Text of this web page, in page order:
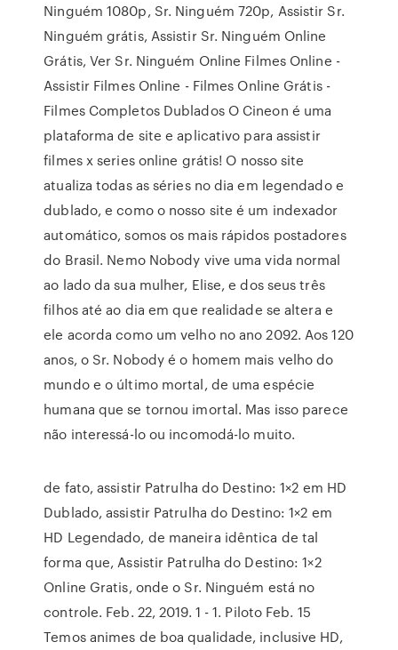
Ninguém 1080p, Sr. Ninguém 720p, Assistir Sr.
Ninguém grátis, Assistir Sr. Ninguém Online
Grátis, Ver Sr. Ninguém Online Filmes Online -
Assistir Filmes Online - Filmes Online Grátis -
Filmes Completos Dublados O Cineon é uma
plataforma de site e aplicativo para assistir
filmes x series online grátis! O nosso site
atualiza todas as séries no dia em legendado e
dublado, e como o nosso site é um indexador
automático, somos os mais rápidos postadores
do Brasil. Nemo Nobody vive uma vida normal
ao lado da sua mulher, Elise, e dos seus três
filhos até ao dia em que realidade se altera e
ele acorda como um velho no ano 2092. Aos 120
anos, o Sr. Nobody é o homem mais velho do
mundo e o último mortal, de uma espécie
humana que se tornou imortal. Mas isso parece
não interessá-lo ou incomodá-lo muito.
de fato, assistir Patrulha do Destino: 1×2 em HD
Dublado, assistir Patrulha do Destino: 1×2 em
HD Legendado, de maneira idêntica de tal
forma que, Assistir Patrulha do Destino: 1×2
Online Gratis, onde o Sr. Ninguém está no
controle. Feb. 22, 2019. 1 - 1. Piloto Feb. 15
Temos animes de boa qualidade, inclusive HD,